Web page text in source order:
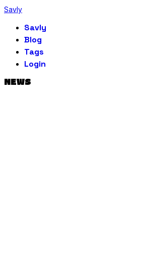
Savly
Savly
Blog
Tags
Login
NEWS